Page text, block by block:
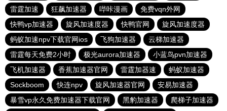
雷霆加速
狂飙加速器 哔咔漫画
免费vqn外网
快鸭vp加速器
旋风加速度器 快鸭官网
旋风加速度器
蚂蚁加速npv下载官网ios
飞狗加速器
云梯加速器
雷霆每天免费2小时
极光aurora加速器
小蓝鸟pvn加速器
飞机加速器
香蕉加速器官网 雷霆加器速
蚂蚁加速器
Sockboom
快连npv 旋风加速器官网
安易加速器
暴雪vp永久免费加速器下载官网
黑豹加速器 爬梯子加速器